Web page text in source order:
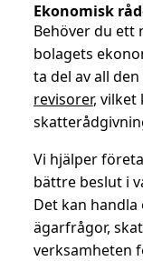
Ekonomisk
Behöver du ett
bolagets
ta del av all
revisorer, vilket
Vi hjälper
bättre beslut i
Det kan
ägarfrågor,
verksamheten